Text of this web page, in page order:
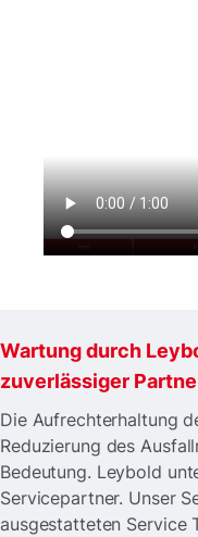
Wartung durch
zuverlässiger
Die Aufrechterhaltung
Reduzierung des
Bedeutung. Leybold
Servicepartner. Unser
ausgestatteten Service